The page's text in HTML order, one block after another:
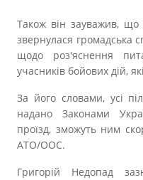
Також він зауважив, що
звернулася громадська
щодо роз'яснення
учасників бойових дій,
За його словами, усі
надано Законами
проїзд, зможуть ним
АТО/ООС.
Григорій Недопад